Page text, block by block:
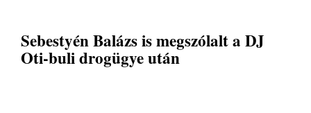
Sebestyén Balázs is megszólalt a DJ
Oti-buli drogügye után